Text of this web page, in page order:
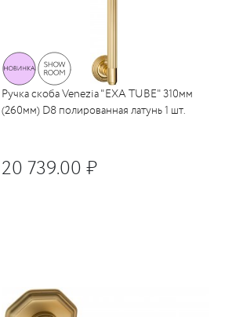
Ручка скоба Venezia "EXA TUBE" 310мм
(260мм) D8 полированная латунь 1 шт.
20 739.00 ₽